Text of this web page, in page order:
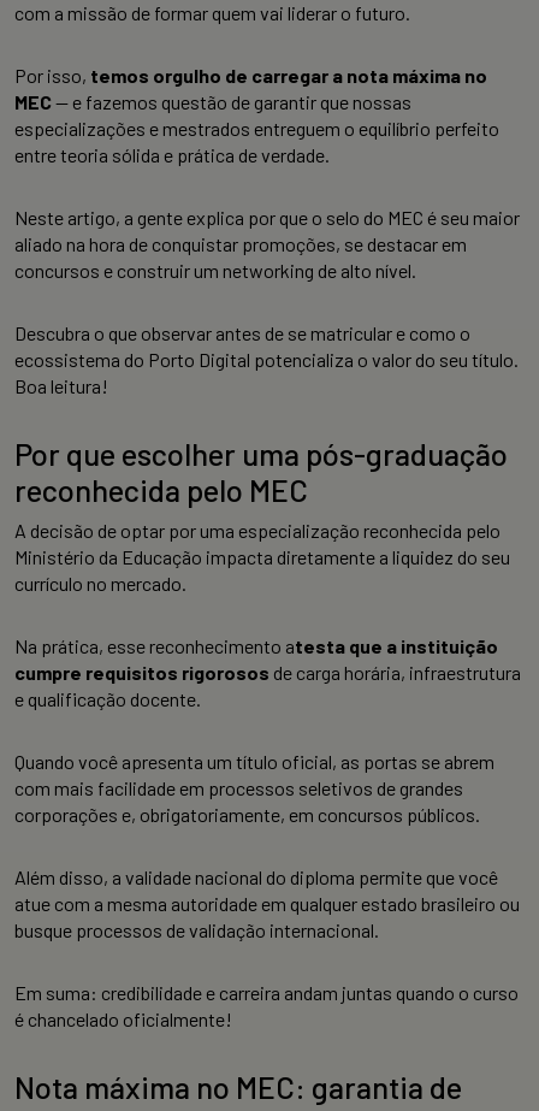
com a missão de formar quem vai liderar o futuro.
Por isso, temos orgulho de carregar a nota máxima no
MEC — e fazemos questão de garantir que nossas
especializações e mestrados entreguem o equilíbrio perfeito
entre teoria sólida e prática de verdade.
Neste artigo, a gente explica por que o selo do MEC é seu maior
aliado na hora de conquistar promoções, se destacar em
concursos e construir um networking de alto nível.
Descubra o que observar antes de se matricular e como o
ecossistema do Porto Digital potencializa o valor do seu título.
Boa leitura!
Por que escolher uma pós-graduação
reconhecida pelo MEC
A decisão de optar por uma especialização reconhecida pelo
Ministério da Educação impacta diretamente a liquidez do seu
currículo no mercado.
Na prática, esse reconhecimento atesta que a instituição
cumpre requisitos rigorosos de carga horária, infraestrutura
e qualificação docente.
Quando você apresenta um título oficial, as portas se abrem
com mais facilidade em processos seletivos de grandes
corporações e, obrigatoriamente, em concursos públicos.
Além disso, a validade nacional do diploma permite que você
atue com a mesma autoridade em qualquer estado brasileiro ou
busque processos de validação internacional.
Em suma: credibilidade e carreira andam juntas quando o curso
é chancelado oficialmente!
Nota máxima no MEC: garantia de